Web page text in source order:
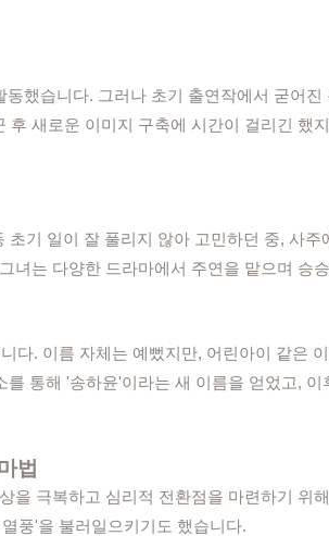
했습니다. 그러나 초기 출연작에서 굳어
새로운 이미지 구축에 시간이 걸리긴 했
기 일이 잘 풀리지 않아 고민하던 중, 사
녀는 다양한 드라마에서 주연을 맡으며 승
다. 이름 자체는 예뻤지만, 어린아이 같은
통해 '송하윤'이라는 새 이름을 얻었고,
법
을 극복하고 심리적 전환점을 마련하기 위
풍'을 불러일으키기도 했습니다.